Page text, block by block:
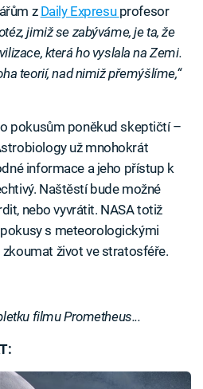
z Daily Expresu profesor
jimiž se zabýváme, je ta, že
která ho vyslala na Zemi.
teorií, nad nimiž přemýšlíme,“
pokusům poněkud skeptičtí –
už mnohokrát
informace a jeho přístup k
Naštěstí bude možné
nebo vyvrátit. NASA totiž
s meteorologickými
život ve stratosféře.
filmu Prometheus...